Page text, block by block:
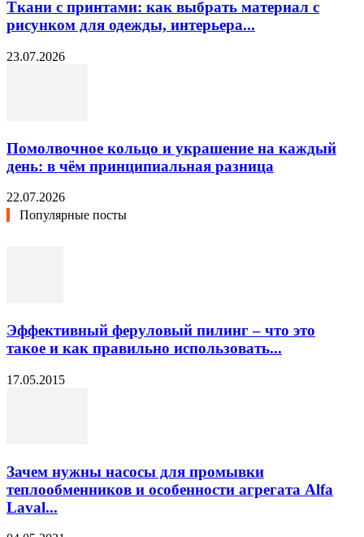
Ткани с принтами: как выбрать материал с
рисунком для одежды, интерьера...
23.07.2026
Помолвочное кольцо и украшение на каждый
день: в чём принципиальная разница
22.07.2026
Популярные посты
Эффективный феруловый пилинг – что это
такое и как правильно использовать...
17.05.2015
Зачем нужны насосы для промывки
теплообменников и особенности агрегата Alfa
Laval...